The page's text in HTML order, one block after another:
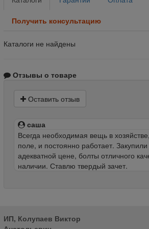
Получить консультацию
Каталоги не найдены
Отзывы о товаре
Оставить отзыв
саша
Всегда необходимая вещь в
поле, и постоянно работает.
адекватной цене, болты отличного
наличии. Ставлю твердый зачет.
ИП, Колупаев Виктор